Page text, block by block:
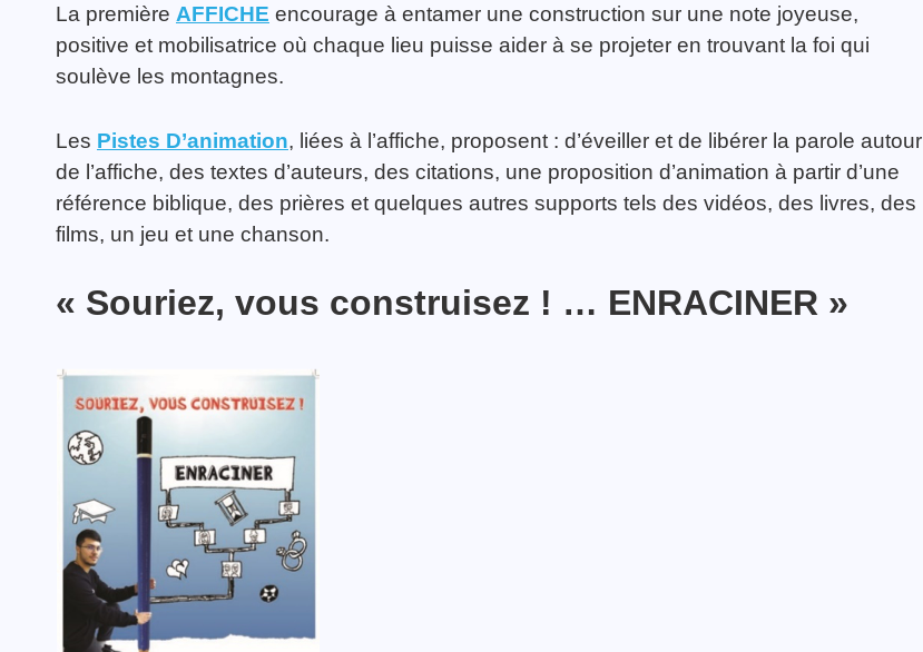
La première AFFICHE encourage à entamer une construction sur une note joyeuse,
positive et mobilisatrice où chaque lieu puisse aider à se projeter en trouvant la foi qui
soulève les montagnes.
Les Pistes D’animation, liées à l’affiche, proposent : d’éveiller et de libérer la parole autour
de l’affiche, des textes d’auteurs, des citations, une proposition d’animation à partir d’une
référence biblique, des prières et quelques autres supports tels des vidéos, des livres, des
films, un jeu et une chanson.
« Souriez, vous construisez ! … ENRACINER »